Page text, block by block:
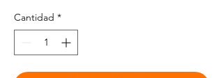
Cantidad *